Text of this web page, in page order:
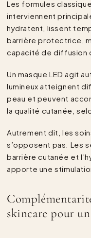
Les formules
interviennent
hydratent, lissent
barrière protectrice,
capacité de diffusion
Un masque LED agit
lumineux atteignent
peau et peuvent
la qualité cutanée,
Autrement dit, les
s’opposent pas. Les
barrière cutanée et
apporte une
skincare pour